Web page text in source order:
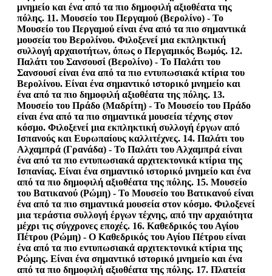
μνημείο και ένα από τα πιο δημοφιλή αξιοθέατα της
πόλης. 11. Μουσείο του Περγαμού (Βερολίνο) - Το
Μουσείο του Περγαμού είναι ένα από τα πιο σημαντικά
μουσεία του Βερολίνου. Φιλοξενεί μια εκπληκτική
συλλογή αρχαιοτήτων, όπως ο Περγαμικός Βωμός. 12.
Παλάτι του Σανσουσί (Βερολίνο) - Το Παλάτι του
Σανσουσί είναι ένα από τα πιο εντυπωσιακά κτίρια του
Βερολίνου. Είναι ένα σημαντικό ιστορικό μνημείο και
ένα από τα πιο δημοφιλή αξιοθέατα της πόλης. 13.
Μουσείο του Πράδο (Μαδρίτη) - Το Μουσείο του Πράδο
είναι ένα από τα πιο σημαντικά μουσεία τέχνης στον
κόσμο. Φιλοξενεί μια εκπληκτική συλλογή έργων από
Ισπανούς και Ευρωπαίους καλλιτέχνες. 14. Παλάτι του
Αλχαμπρά (Γρανάδα) - Το Παλάτι του Αλχαμπρά είναι
ένα από τα πιο εντυπωσιακά αρχιτεκτονικά κτίρια της
Ισπανίας. Είναι ένα σημαντικό ιστορικό μνημείο και ένα
από τα πιο δημοφιλή αξιοθέατα της πόλης. 15. Μουσείο
του Βατικανού (Ρώμη) - Το Μουσείο του Βατικανού είναι
ένα από τα πιο σημαντικά μουσεία στον κόσμο. Φιλοξενεί
μια τεράστια συλλογή έργων τέχνης, από την αρχαιότητα
μέχρι τις σύγχρονες εποχές. 16. Καθεδρικός του Αγίου
Πέτρου (Ρώμη) - Ο Καθεδρικός του Αγίου Πέτρου είναι
ένα από τα πιο εντυπωσιακά αρχιτεκτονικά κτίρια της
Ρώμης. Είναι ένα σημαντικό ιστορικό μνημείο και ένα
από τα πιο δημοφιλή αξιοθέατα της πόλης. 17. Πλατεία